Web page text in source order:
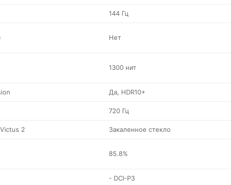
144 Гц
Нет
1300 нит
Да, HDR10+
720 Гц
2 Закаленное стекло
85.8%
- DCI-P3